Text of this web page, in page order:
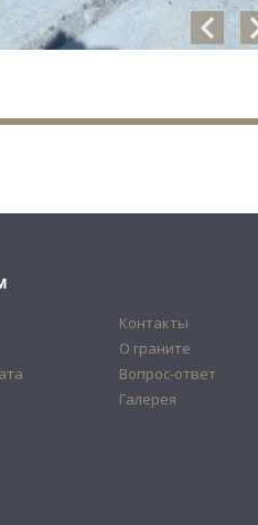
Контакты
О граните
Вопрос-ответ
Галерея